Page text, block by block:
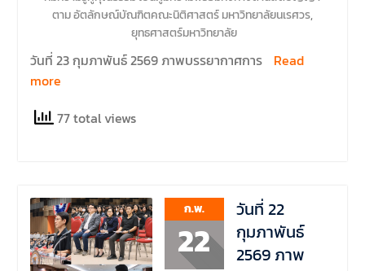
ตาม อัตลักษณ์บัณฑิตคณะนิติศาสตร์ มหาวิทยาลัยนเรศวร,
ยุทธศาสตร์มหาวิทยาลัย
วันที่ 23 กุมภาพันธ์ 2569 ภาพบรรยากาศการ
Read
more
77 total views
ก.พ.
22
วันที่ 22
กุมภาพันธ์
2569 ภาพ